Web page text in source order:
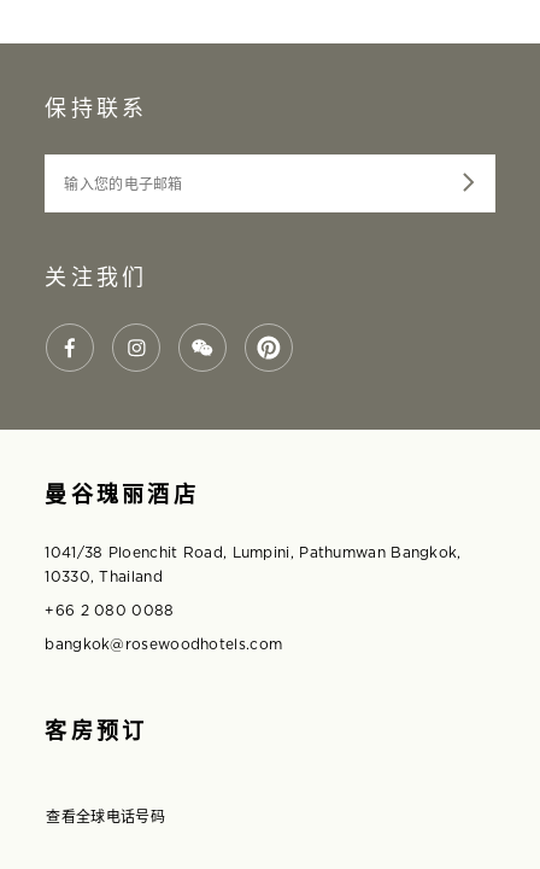
保持联系
关注我们
曼谷瑰丽酒店
1041/38 Ploenchit Road, Lumpini, Pathumwan Bangkok,
10330, Thailand
+66 2 080 0088
bangkok@rosewoodhotels.com
客房预订
查看全球电话号码